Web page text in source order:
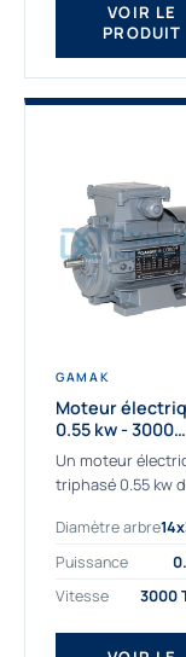
VOIR LE
PRODUIT
GAMAK
Moteur
0.55 kw - 3000
Tr/min - 230/
IE2
Un moteur
triphasé 0.55 kw
vos applications
plus exigeantes.
triphasé 0.55
kw Gamak...
Diamètre arbre
Puissance
Vitesse
3000